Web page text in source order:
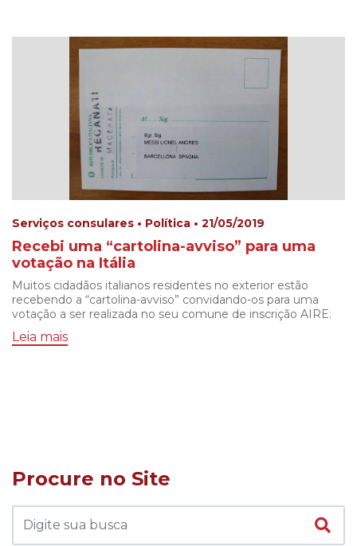
Serviços consulares • Política • 21/05/2019
Recebi uma “cartolina-avviso” para uma
votação na Itália
Muitos cidadãos italianos residentes no exterior estão
recebendo a “cartolina-avviso” convidando-os para uma
votação a ser realizada no seu comune de inscrição AIRE.
Leia mais
Procure no Site